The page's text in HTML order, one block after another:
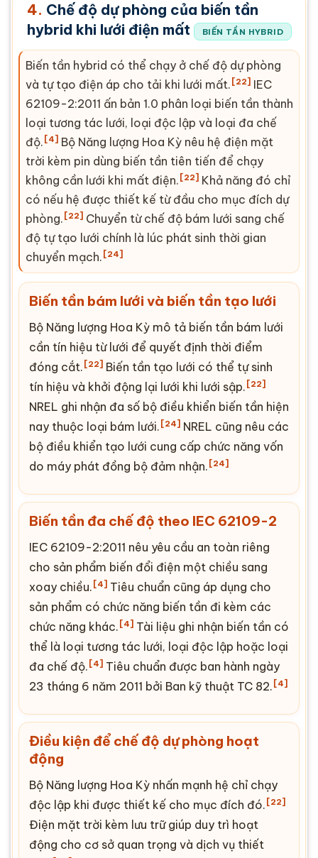
4. Chế độ dự phòng của biến tần
hybrid khi lưới điện mất
BIẾN TẦN HYBRID
Biến tần hybrid có thể chạy ở chế độ dự phòng
và tự tạo điện áp cho tải khi lưới mất. [22] IEC
62109-2:2011 ấn bản 1.0 phân loại biến tần thành
loại tương tác lưới, loại độc lập và loại đa chế
độ. [4] Bộ Năng lượng Hoa Kỳ nêu hệ điện mặt
trời kèm pin dùng biến tần tiên tiến để chạy
không cần lưới khi mất điện. [22] Khả năng đó chỉ
có nếu hệ được thiết kế từ đầu cho mục đích dự
phòng. [22] Chuyển từ chế độ bám lưới sang chế
độ tự tạo lưới chính là lúc phát sinh thời gian
chuyển mạch. [24]
Biến tần bám lưới và biến tần tạo lưới
Bộ Năng lượng Hoa Kỳ mô tả biến tần bám lưới
cần tín hiệu từ lưới để quyết định thời điểm
đóng cắt. [22] Biến tần tạo lưới có thể tự sinh
tín hiệu và khởi động lại lưới khi lưới sập. [22]
NREL ghi nhận đa số bộ điều khiển biến tần hiện
nay thuộc loại bám lưới. [24] NREL cũng nêu các
bộ điều khiển tạo lưới cung cấp chức năng vốn
do máy phát đồng bộ đảm nhận. [24]
Biến tần đa chế độ theo IEC 62109-2
IEC 62109-2:2011 nêu yêu cầu an toàn riêng
cho sản phẩm biến đổi điện một chiều sang
xoay chiều. [4] Tiêu chuẩn cũng áp dụng cho
sản phẩm có chức năng biến tần đi kèm các
chức năng khác. [4] Tài liệu ghi nhận biến tần có
thể là loại tương tác lưới, loại độc lập hoặc loại
đa chế độ. [4] Tiêu chuẩn được ban hành ngày
23 tháng 6 năm 2011 bởi Ban kỹ thuật TC 82. [4]
Điều kiện để chế độ dự phòng hoạt
động
Bộ Năng lượng Hoa Kỳ nhấn mạnh hệ chỉ chạy
độc lập khi được thiết kế cho mục đích đó. [22]
Điện mặt trời kèm lưu trữ giúp duy trì hoạt
động cho cơ sở quan trọng và dịch vụ thiết